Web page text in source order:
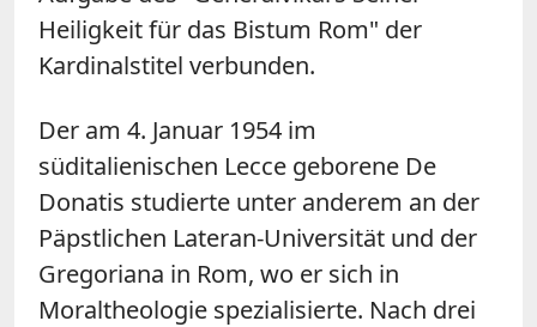
Heiligkeit für das Bistum Rom" der
Kardinalstitel verbunden.
Der am 4. Januar 1954 im
süditalienischen Lecce geborene De
Donatis studierte unter anderem an der
Päpstlichen Lateran-Universität und der
Gregoriana in Rom, wo er sich in
Moraltheologie spezialisierte. Nach drei